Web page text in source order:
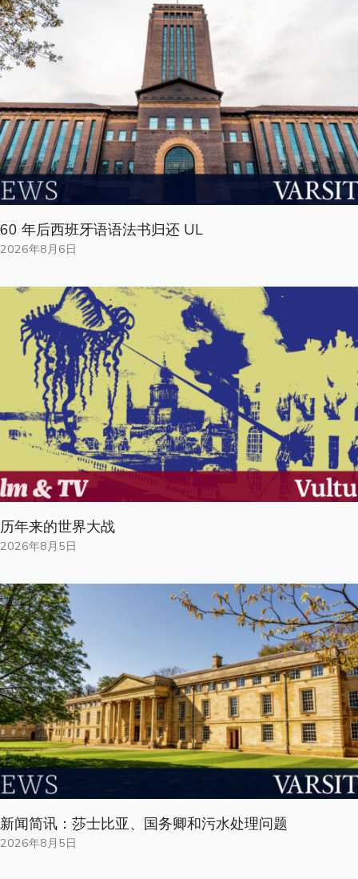
60 年后西班牙语语法书归还 UL
2026年8月6日
历年来的世界大战
2026年8月5日
新闻简讯：莎士比亚、国务卿和污水处理问题
2026年8月5日